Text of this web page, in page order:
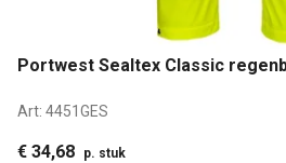
Portwest Sealtex Classic
Art: 4451GES
€ 34,68 p. stuk